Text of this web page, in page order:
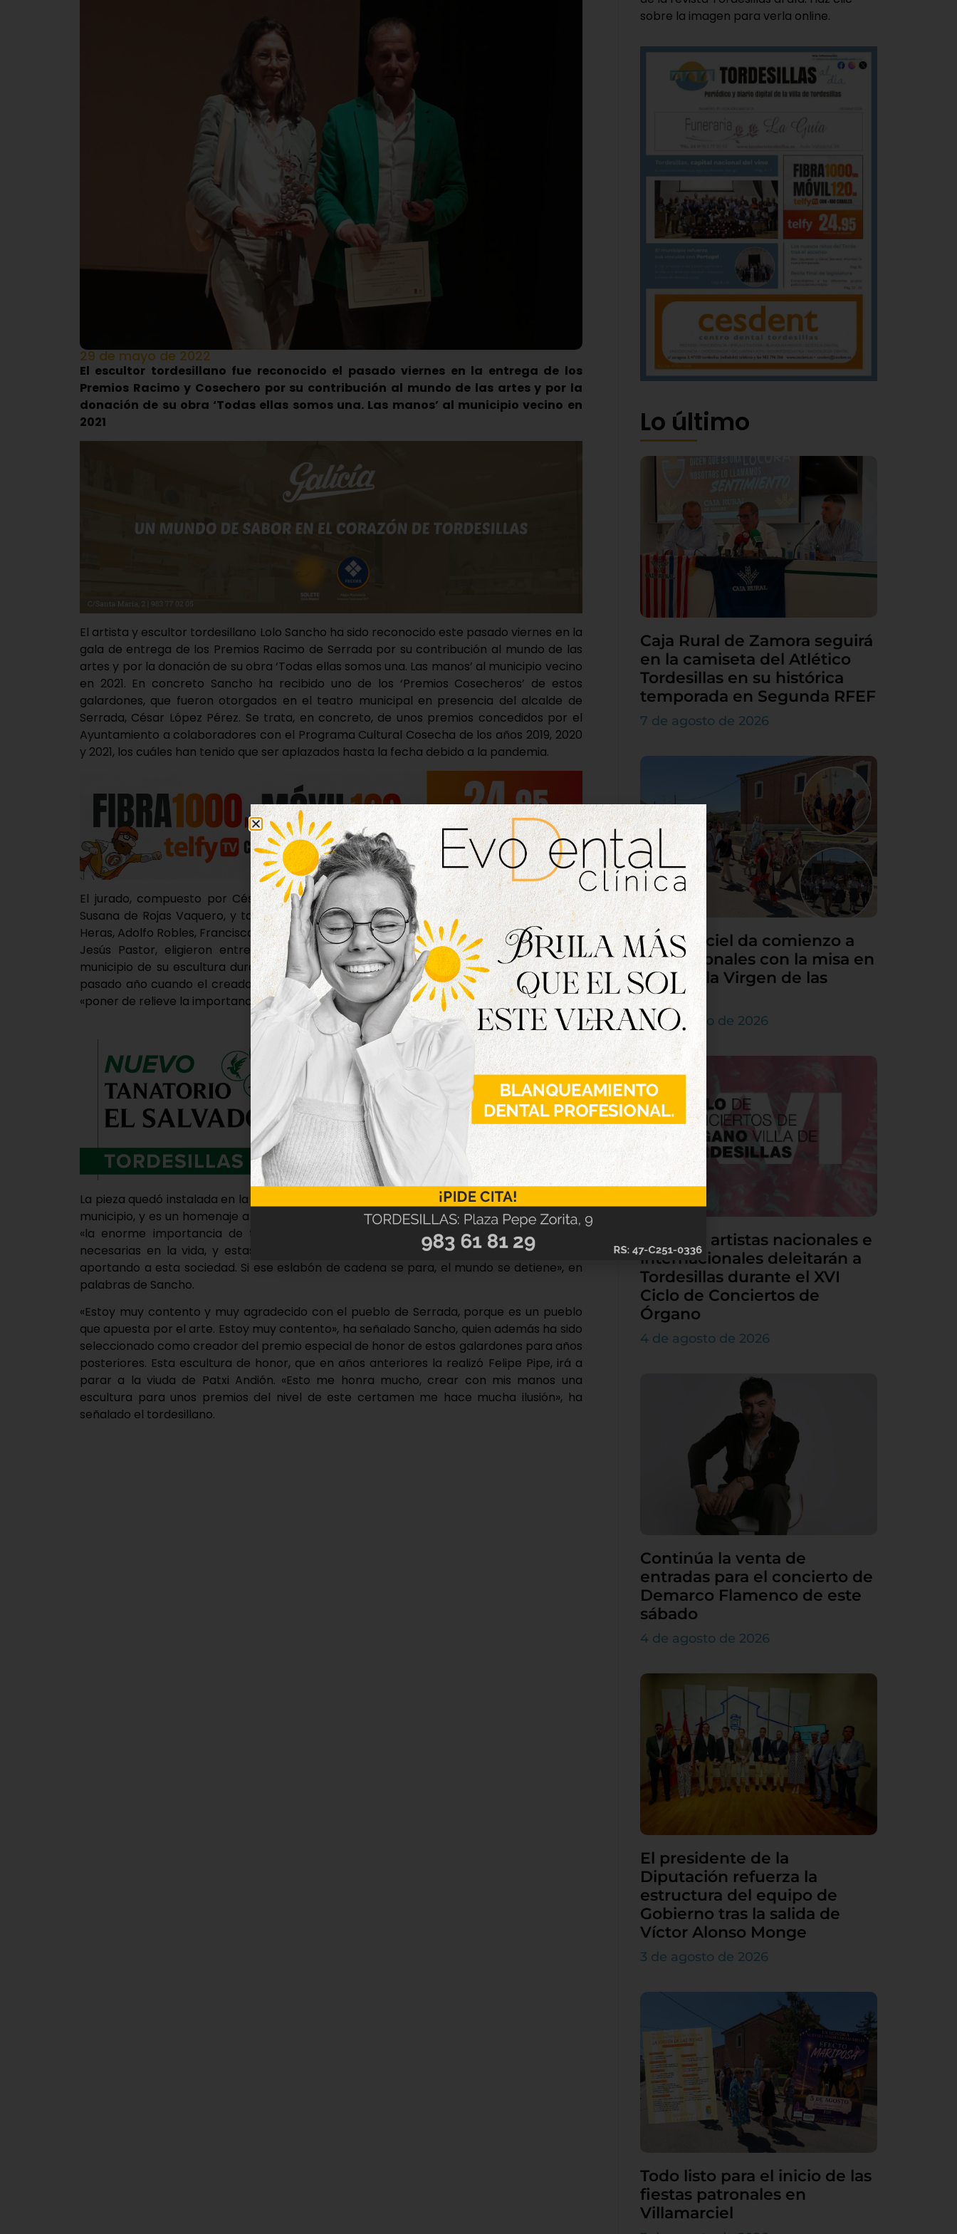
29 de mayo de 2022
El escultor tordesillano fue reconocido el pasado viernes en la entrega de los
Premios Racimo y Cosechero por su contribución al mundo de las artes y por la
donación de su obra ‘Todas ellas somos una. Las manos’ al municipio vecino en
2021
El artista y escultor tordesillano Lolo Sancho ha sido reconocido este pasado viernes en la
gala de entrega de los Premios Racimo de Serrada por su contribución al mundo de las
artes y por la donación de su obra ‘Todas ellas somos una. Las manos’ al municipio vecino
en 2021. En concreto Sancho ha recibido uno de los ‘Premios Cosecheros’ de estos
galardones, que fueron otorgados en el teatro municipal en presencia del alcalde de
Serrada, César López Pérez. Se trata, en concreto, de unos premios concedidos por el
Ayuntamiento a colaboradores con el Programa Cultural Cosecha de los años 2019, 2020
y 2021, los cuáles han tenido que ser aplazados hasta la fecha debido a la pandemia.
El jurado, compuesto por César López Pérez, por la concejala de Cultura de Serrada,
Susana de Rojas Vaquero, y también por Luis Alonso Laguna, Emiliano Allende, Francisco
Heras, Adolfo Robles, Francisco Jiménez, Luis Miguel García, Concha Gay, Dolores Manso y
Jesús Pastor, eligieron entre todos los galardonados a Sancho por la donación al
municipio de su escultura durante la Fiesta de la Vendimia 2021. Fue en septiembre del
pasado año cuando el creador tordesillano quiso dejar esta obra a los serradeños para
«poner de relieve la importancia de la unión y el nexo como sociedad».
La pieza quedó instalada en la carretera de Valladolid -a la altura del número 21- de este
municipio, y es un homenaje a lo que une a toda la sociedad y la humanidad, destacando
«la enorme importancia de todas las manos de todos los seres humanos, que son
necesarias en la vida, y estas forman una cadena para seguir creciendo, mejorando,
aportando a esta sociedad. Si ese eslabón de cadena se para, el mundo se detiene», en
palabras de Sancho.
«Estoy muy contento y muy agradecido con el pueblo de Serrada, porque es un pueblo
que apuesta por el arte. Estoy muy contento», ha señalado Sancho, quien además ha sido
seleccionado como creador del premio especial de honor de estos galardones para años
posteriores. Esta escultura de honor, que en años anteriores la realizó Felipe Pipe, irá a
parar a la viuda de Patxi Andión. «Esto me honra mucho, crear con mis manos una
escultura para unos premios del nivel de este certamen me hace mucha ilusión», ha
señalado el tordesillano.
sobre la imagen para verla online.
Lo último
Caja Rural de Zamora seguirá
en la camiseta del Atlético
Tordesillas en su histórica
temporada en Segunda RFEF
7 de agosto de 2026
Villamarciel da comienzo a
sus patronales con la misa en
honor a la Virgen de las
Nieves
5 de agosto de 2026
Grandes artistas nacionales e
internacionales deleitarán a
Tordesillas durante el XVI
Ciclo de Conciertos de
Órgano
4 de agosto de 2026
Continúa la venta de
entradas para el concierto de
Demarco Flamenco de este
sábado
4 de agosto de 2026
El presidente de la
Diputación refuerza la
estructura del equipo de
Gobierno tras la salida de
Víctor Alonso Monge
3 de agosto de 2026
Todo listo para el inicio de las
fiestas patronales en
Villamarciel